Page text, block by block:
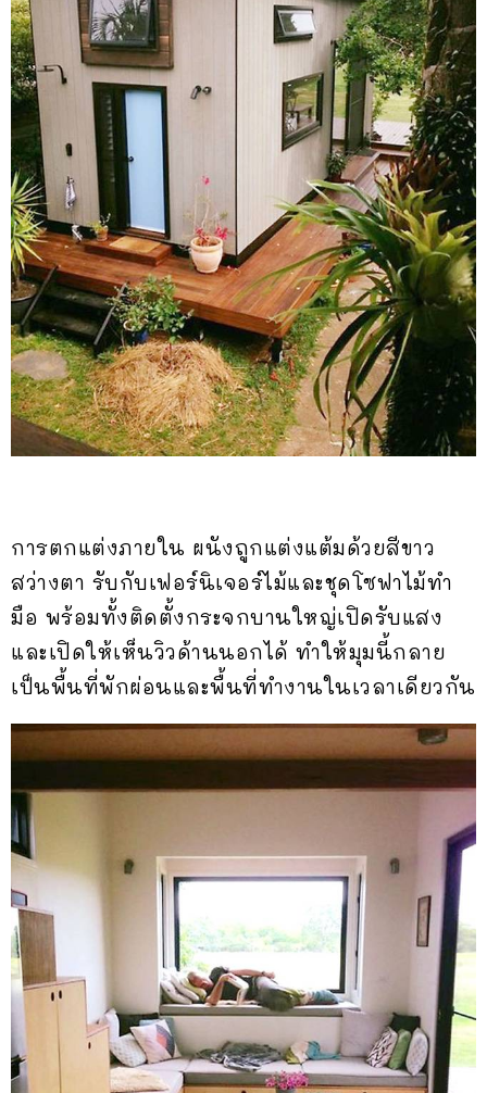
การตกแต่งภายใน ผนังถูกแต่งแต้มด้วยสีขาว
สว่างตา รับกับเฟอร์นิเจอร์ไม้และชุดโซฟาไม้ทำ
มือ พร้อมทั้งติดตั้งกระจกบานใหญ่เปิดรับแสง
และเปิดให้เห็นวิวด้านนอกได้ ทำให้มุมนี้กลาย
เป็นพื้นที่พักผ่อนและพื้นที่ทำงานในเวลาเดียวกัน